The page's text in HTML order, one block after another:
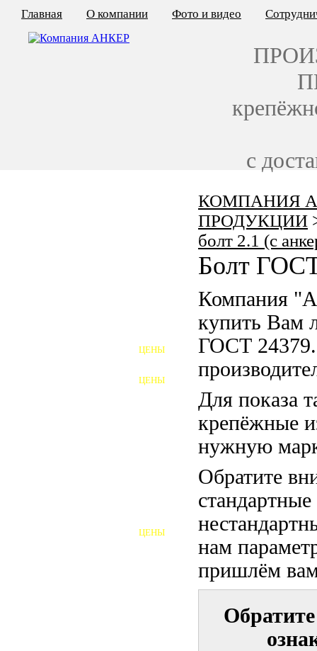
КОМПАНИЯ
ПРОДУКЦИИ
болт 2.1 (с
Болт
Компания
купить Вам
ГОСТ
Для показа
крепёжные
нужную
Обратите
нам
пришлём
ЦЕНЫ
ЦЕНЫ
ШАЙБЫ ФУНДАМЕНТНЫЕ
ЦЕНЫ
Главная О компании Фото и видео
с